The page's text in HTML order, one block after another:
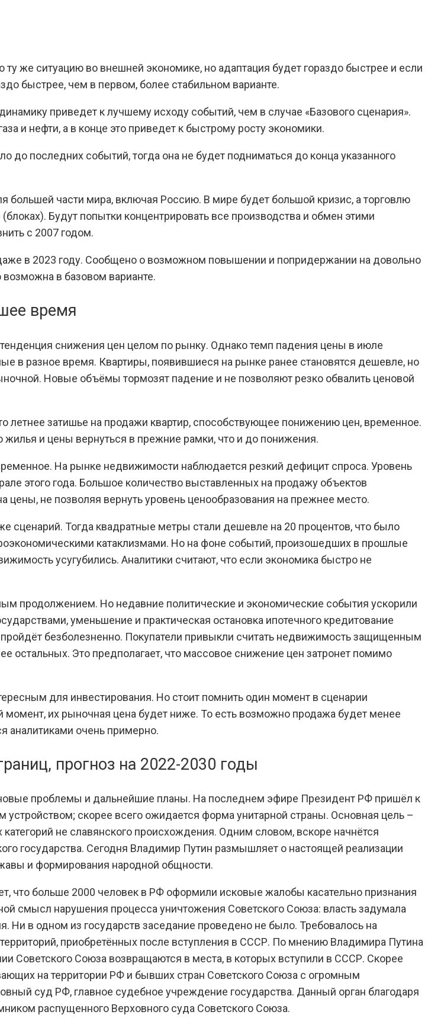
ту же ситуацию во внешней экономике, но адаптация будет гораздо быстрее и если
быстрее, чем в первом, более стабильном варианте.
приведет к лучшему исходу событий, чем в случае «Базового сценария».
и нефти, а в конце это приведет к быстрому росту экономики.
последних событий, тогда она не будет подниматься до конца указанного
большей части мира, включая Россию. В мире будет большой кризис, а торговлю
Будут попытки концентрировать все производства и обмен этими
с 2007 годом.
в 2023 году. Сообщено о возможном повышении и попридержании на довольно
в базовом варианте.
время
снижения цен целом по рынку. Однако темп падения цены в июле
в разное время. Квартиры, появившиеся на рынке ранее становятся дешевле, но
Новые объёмы тормозят падение и не позволяют резко обвалить ценовой
летнее затишье на продажи квартир, способствующее понижению цен, временное.
и цены вернуться в прежние рамки, что и до понижения.
На рынке недвижимости наблюдается резкий дефицит спроса. Уровень
этого года. Большое количество выставленных на продажу объектов
не позволяя вернуть уровень ценообразования на прежнее место.
сценарий. Тогда квадратные метры стали дешевле на 20 процентов, что было
катаклизмами. Но на фоне событий, произошедших в прошлые
усугубились. Аналитики считают, что если экономика быстро не
продолжением. Но недавние политические и экономические события ускорили
уменьшение и практическая остановка ипотечного кредитование
безболезненно. Покупатели привыкли считать недвижимость защищенным
остальных. Это предполагает, что массовое снижение цен затронет помимо
для инвестирования. Но стоит помнить один момент в сценарии
их рыночная цена будет ниже. То есть возможно продажа будет менее
аналитиками очень примерно.
прогноз на 2022-2030 годы
проблемы и дальнейшие планы. На последнем эфире Президент РФ пришёл к
скорее всего ожидается форма унитарной страны. Основная цель –
не славянского происхождения. Одним словом, вскоре начнётся
государства. Сегодня Владимир Путин размышляет о настоящей реализации
и формирования народной общности.
что больше 2000 человек в РФ оформили исковые жалобы касательно признания
смысл нарушения процесса уничтожения Советского Союза: власть задумала
в одном из государств заседание проведено не было. Требовалось на
приобретённых после вступления в СССР. По мнению Владимира Путина
Советского Союза возвращаются в места, в которых вступили в СССР. Скорее
на территории РФ и бывших стран Советского Союза с огромным
суд РФ, главное судебное учреждение государства. Данный орган благодаря
распущенного Верховного суда Советского Союза.